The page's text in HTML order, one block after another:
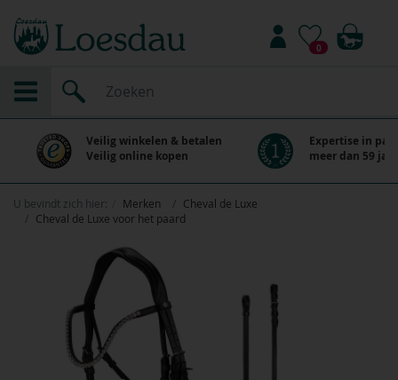
0
Veilig winkelen & betalen
Veilig online kopen
Expertise in
meer dan 59
U bevindt zich hier: Merken
Cheval de Luxe
Cheval de Luxe voor het paard